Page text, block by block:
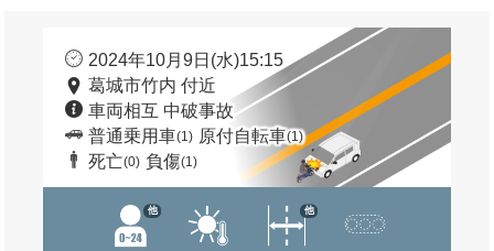
2024年10月9日(水)15:15
葛城市竹内 付近
車両相互 中破事故
普通乗用車(1) 原付自転車(1)
死亡(0) 負傷(1)
他 他